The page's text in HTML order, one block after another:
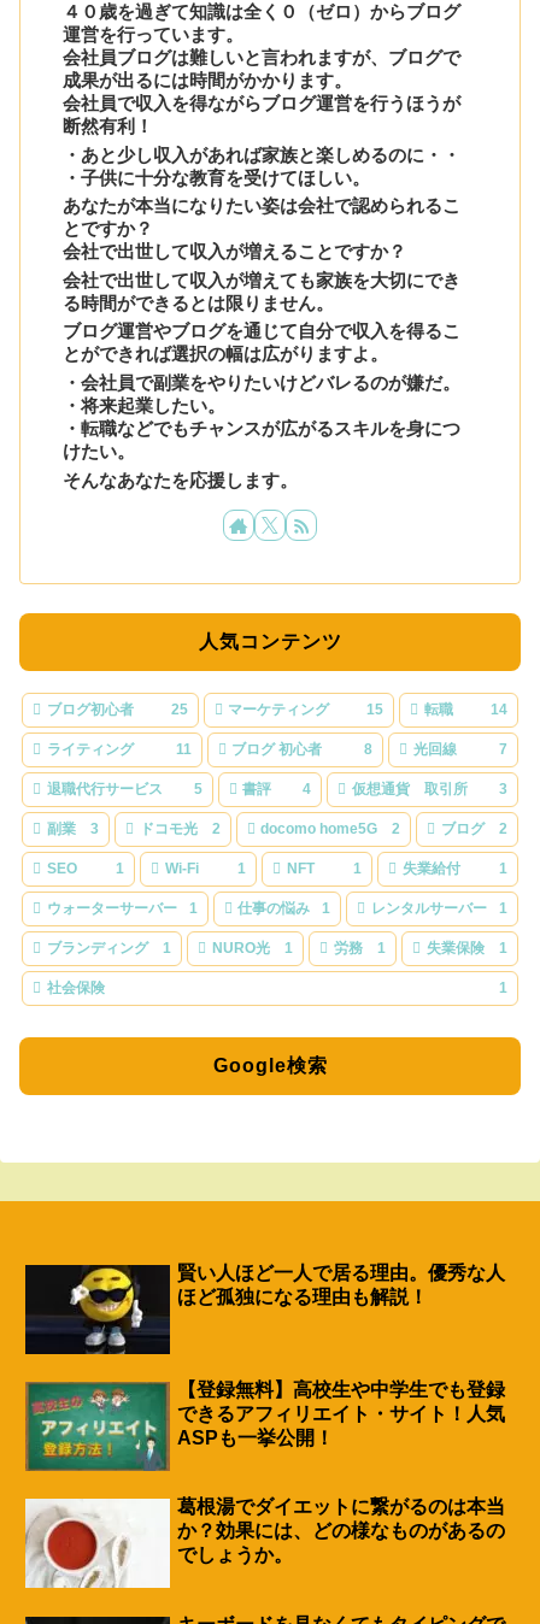
４０歳を過ぎて知識は全く０（ゼロ）からブログ
運営を行っています。
会社員ブログは難しいと言われますが、ブログで
成果が出るには時間がかかります。
会社員で収入を得ながらブログ運営を行うほうが
断然有利！
・あと少し収入があれば家族と楽しめるのに・・
・子供に十分な教育を受けてほしい。
あなたが本当になりたい姿は会社で認められるこ
とですか？
会社で出世して収入が増えることですか？
会社で出世して収入が増えても家族を大切にでき
る時間ができるとは限りません。
ブログ運営やブログを通じて自分で収入を得るこ
とができれば選択の幅は広がりますよ。
・会社員で副業をやりたいけどバレるのが嫌だ。
・将来起業したい。
・転職などでもチャンスが広がるスキルを身につ
けたい。
そんなあなたを応援します。
人気コンテンツ
ブログ初心者 25 マーケティング 15 転職 14
ライティング 11 ブログ 初心者 8 光回線 7
退職代行サービス 5 書評 4 仮想通貨 取引所 3
副業 3 ドコモ光 2 docomo home5G 2 ブログ 2
SEO 1 Wi-Fi 1 NFT 1 失業給付 1
ウォーターサーバー 1 仕事の悩み 1 レンタルサーバー 1
ブランディング 1 NURO光 1 労務 1 失業保険 1
社会保険 1
Google検索
賢い人ほど一人で居る理由。優秀な人
ほど孤独になる理由も解説！
【登録無料】高校生や中学生でも登録
できるアフィリエイト・サイト！人気
ASPも一挙公開！
葛根湯でダイエットに繋がるのは本当
か？効果には、どの様なものがあるの
でしょうか。